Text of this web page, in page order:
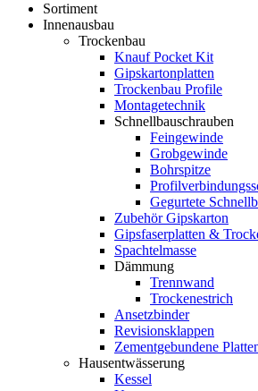
Sortiment
Innenausbau
Trockenbau
Knauf Pocket Kit
Gipskartonplatten
Trockenbau Profile
Montagetechnik
Schnellbauschrauben
Feingewinde
Grobgewinde
Bohrspitze
Gegurtete
Zubehör Gipskarton
Gipsfaserplatten &
Spachtelmasse
Dämmung
Trennwand
Trockenestrich
Ansetzbinder
Revisionsklappen
Zementgebundene
Hausentwässerung
Kessel